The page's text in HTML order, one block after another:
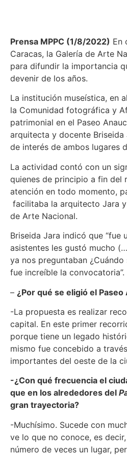
Prensa MPPC (1/8/2022) En
Caracas, la Galería de Arte
para difundir la importancia
devenir de los años.
La institución museística, en
la Comunidad fotográfica y
patrimonial en el Paseo
arquitecta y docente
de interés de ambos lugares
La actividad contó con un
quienes de principio a fin
atención en todo momento,
facilitaba la arquitecto Jara
de Arte Nacional.
Briseida Jara indicó que “fue
asistentes les gustó mucho
ya nos preguntaban
fue increíble la convocatoria”.
– ¿Por qué se eligió el
-La propuesta es realizar
capital. En este primer
porque tiene un legado
mismo fue concebido a
importantes del oeste de la
-¿Con qué frecuencia el
que en los alrededores del
gran trayectoria?
-Muchísimo. Sucede con
ve lo que no conoce, es
número de veces un lugar,